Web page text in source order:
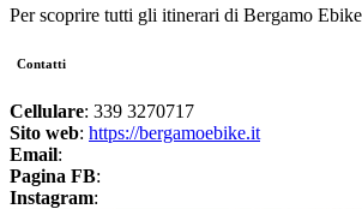
Per scoprire tutti gli itinerari di Bergamo
Contatti
Cellulare: 339 3270717
Sito web: https://bergamoebike.it
Email:
Pagina FB:
Instagram: